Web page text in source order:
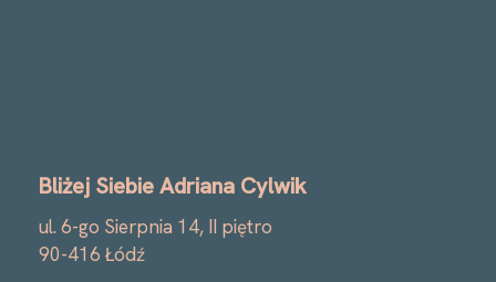
Bliżej Siebie Adriana Cylwik
ul. 6-go Sierpnia 14, II piętro
90-416 Łódź